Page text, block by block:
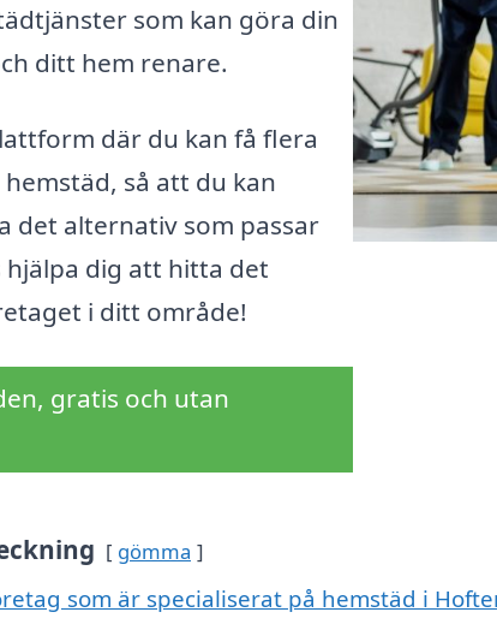
som kan göra din
ditt hem renare.
där du kan få flera
så att du kan
det alternativ som passar
hjälpa dig att hitta det
i ditt område!
gratis och utan
gömma
som är specialiserat på hemstäd i